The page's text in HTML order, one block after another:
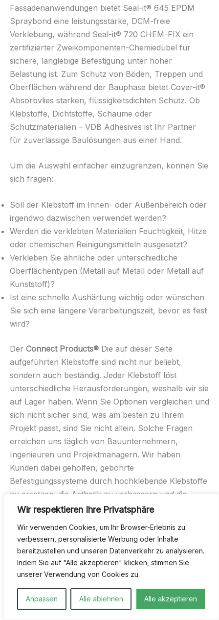
Wir respektieren Ihre Privatsphäre
Wir verwenden Cookies, um Ihr Browser-Erlebnis zu
verbessern, personalisierte Werbung oder Inhalte
bereitzustellen und unseren Datenverkehr zu analysieren.
Indem Sie auf "Alle akzeptieren" klicken, stimmen Sie
unserer Verwendung von Cookies zu.
Anpassen Alle ablehnen Alle akzeptieren
Fassadenanwendungen bietet Seal-it® 645 EPDM
Spraybond eine leistungsstarke, DCM-freie
Verklebung, während Seal-it® 720 CHEM-FIX ein
zertifizierter Zweikomponenten-Chemiedübel für
sichere, langlebige Befestigung unter hoher
Belastung ist. Zum Schutz von Böden, Treppen und
Oberflächen während der Bauphase bietet Cover-it®
Absorbvlies starken, flüssigkeitsdichten Schutz. Ob
Klebstoffe, Dichtstoffe, Schäume oder
Schutzmaterialien – VDB Adhesives ist Ihr Partner
für zuverlässige Baulösungen aus einer Hand.
Um die Auswahl einfacher einzugrenzen, können Sie
sich fragen:
Soll der Klebstoff im Innen- oder Außenbereich oder
irgendwo dazwischen verwendet werden?
Werden die verklebten Materialien Feuchtigkeit, Hitze
oder chemischen Reinigungsmitteln ausgesetzt?
Verkleben Sie ähnliche oder unterschiedliche
Oberflächentypen (Metall auf Metall oder Metall auf
Kunststoff)?
Ist eine schnelle Aushärtung wichtig oder wünschen
Sie sich eine längere Verarbeitungszeit, bevor es fest
wird?
Der Connect Products® Die auf dieser Seite
aufgeführten Klebstoffe sind nicht nur beliebt,
sondern auch beständig. Jeder Klebstoff löst
unterschiedliche Herausforderungen, weshalb wir sie
auf Lager haben. Wenn Sie Optionen vergleichen und
sich nicht sicher sind, was am besten zu Ihrem
Projekt passt, sind Sie nicht allein. Solche Fragen
erreichen uns täglich von Bauunternehmern,
Ingenieuren und Projektmanagern. Wir haben
Kunden dabei geholfen, gebohrte
Befestigungssysteme durch hochklebende Klebstoffe
zu ersetzen, die Ästhetik zu verbessern und die
Bauzeit zu verkürzen – einfach indem wir von
Einfache Bestellung und lokaler Support
Klebstoffe kaufen sollte unkompliziert sein. Deshalb
halten wir diese meistverkauften Connect Products®
stets verfügbar und schnell versandfertig. Sie
müssen nicht zwischen verschiedenen Lieferanten
hin- und herwechseln. Wir wissen, wie frustrierend